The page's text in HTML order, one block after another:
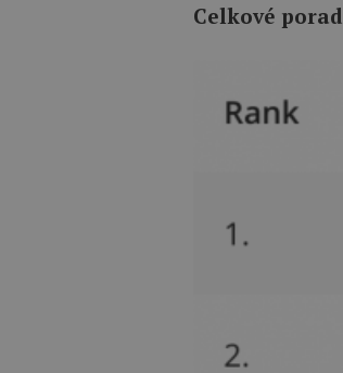
Celkové